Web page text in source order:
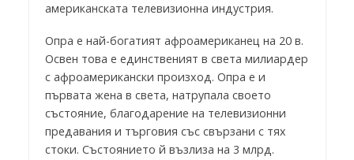
американската телевизионна индустрия.
Опра е най-богатият афроамериканец на 20 в.
Освен това е единственият в света милиардер
с афроамерикански произход. Опра е и
първата жена в света, натрупала своето
състояние, благодарение на телевизионни
предавания и търговия със свързани с тях
стоки. Състоянието й възлиза на 3 млрд.